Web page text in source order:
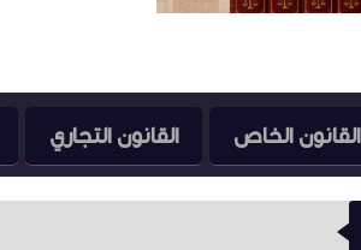
القانون الخاص القانون التجاري